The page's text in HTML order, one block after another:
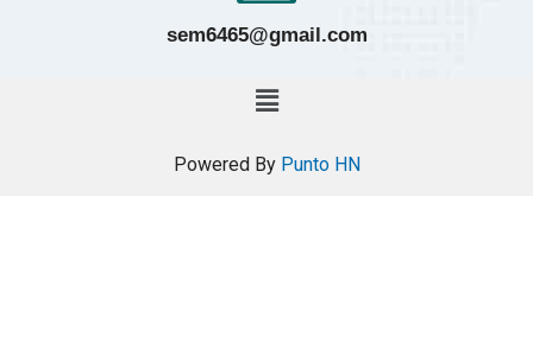
sem6465@gmail.com
Powered By Punto HN